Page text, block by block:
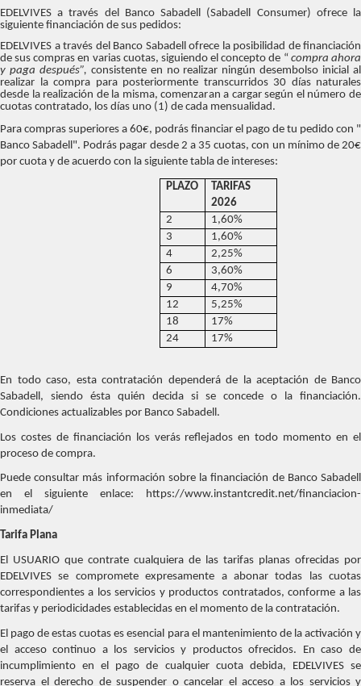
EDELVIVES a través del Banco Sabadell (Sabadell Consumer) ofrece la
siguiente financiación de sus pedidos:
EDELVIVES a través del Banco Sabadell ofrece la posibilidad de financiación
de sus compras en varias cuotas, siguiendo el concepto de “ compra ahora
y paga después”, consistente en no realizar ningún desembolso inicial al
realizar la compra para posteriormente transcurridos 30 días naturales
desde la realización de la misma, comenzaran a cargar según el número de
cuotas contratado, los días uno (1) de cada mensualidad.
Para compras superiores a 60€, podrás financiar el pago de tu pedido con "
Banco Sabadell". Podrás pagar desde 2 a 35 cuotas, con un mínimo de 20€
por cuota y de acuerdo con la siguiente tabla de intereses:
PLAZO
TARIFAS
2026
2
1,60%
3
1,60%
4
2,25%
6
3,60%
9
4,70%
12
5,25%
18
17%
24
17%
En todo caso, esta contratación dependerá de la aceptación de Banco
Sabadell, siendo ésta quién decida si se concede o la financiación.
Condiciones actualizables por Banco Sabadell.
Los costes de financiación los verás reflejados en todo momento en el
proceso de compra.
Puede consultar más información sobre la financiación de Banco Sabadell
en el siguiente enlace: https://www.instantcredit.net/financiacion-
inmediata/
Tarifa Plana
El USUARIO que contrate cualquiera de las tarifas planas ofrecidas por
EDELVIVES se compromete expresamente a abonar todas las cuotas
correspondientes a los servicios y productos contratados, conforme a las
tarifas y periodicidades establecidas en el momento de la contratación.
El pago de estas cuotas es esencial para el mantenimiento de la activación y
el acceso continuo a los servicios y productos ofrecidos. En caso de
incumplimiento en el pago de cualquier cuota debida, EDELVIVES se
reserva el derecho de suspender o cancelar el acceso a los servicios y